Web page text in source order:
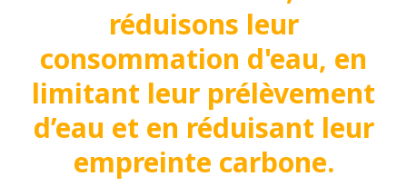
réduisons leur
consommation d'eau, en
limitant leur prélèvement
d’eau et en réduisant leur
empreinte carbone.